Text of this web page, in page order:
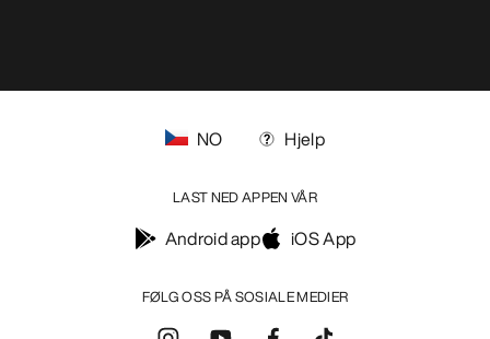
FØLG OSS PÅ SOSIALE MEDIER
NO Hjelp
LAST NED APPEN VÅR
Android app iOS App